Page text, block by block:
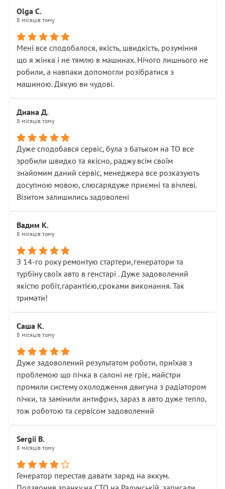
Стосовно комунікації - все добре
Olga С.
8 місяців тому
Мені все сподобалося, якість, швидкість, розуміння
що я жінка і не тямлю в машинах. Нічого лишнього не
робили, а навпаки допомогли розібратися з
машиною. Дякую ви чудові.
Диана Д.
8 місяців тому
Дуже сподобався сервіс, була з батьком на ТО все
зробили швидко та якісно, раджу всім своїм
знайомим даний сервіс, менеджера все розказують
досупною мовою, слюсарядуже приємні та вічлеві.
Візитом залишились задоволені
Вадим К.
8 місяців тому
З 14-го року ремонтую стартери,генератори та
турбіну своїх авто в генстарі . Дуже задоволений
якістю робіт,гарантією,сроками виконання. Так
тримати!
Саша К.
8 місяців тому
Дуже задоволений результатом роботи, приїхав з
проблемою що пічка в салоні не гріє, майстри
промили систему охолодження двигуна з радіатором
пічки, та замінили антифриз, зараз в авто дуже тепло,
тож роботою та сервісом задоволений
Sergii B.
8 місяців тому
Генератор перестав давати заряд на аккум.